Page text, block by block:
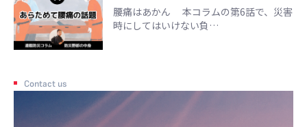
腰痛はあかん 本コラムの第6話で、災害
時にしてはいけない負…
Contact us